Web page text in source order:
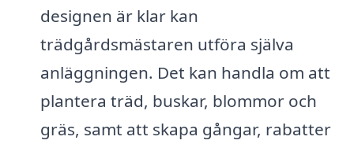
designen är klar kan
trädgårdsmästaren utföra själva
anläggningen. Det kan handla om att
plantera träd, buskar, blommor och
gräs, samt att skapa gångar, rabatter